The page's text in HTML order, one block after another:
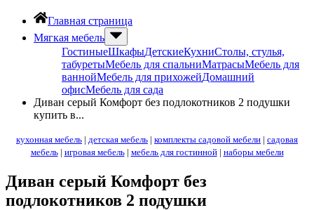
Главная страница
Мягкая мебель
ГостиныеШкафыДетскиеКухниСтолы, стулья,
табуретыМебель для спальниМатрасыМебель для
ваннойМебель для прихожейДомашний
офисМебель для сада
Диван серый Комфорт без подлокотников 2 подушки
купить в...
кухонная мебель | детская мебель | комплекты садовой мебели | садовая
мебель| игровая мебель| мебель для гостинной| наборы мебели
Диван серый Комфорт без
подлокотников 2 подушки